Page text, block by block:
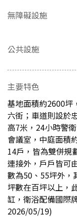
無障礙設施
公共設施
主要特色
基地面積約2600坪
六街；車道則設於
高7米，24小時警
會議室，中庭面積
14戶，皆為雙併規
連接外，戶戶皆可
數為50、55坪外，
坪數在百坪以上，
缸，衛浴配備國際
2026/05/19)